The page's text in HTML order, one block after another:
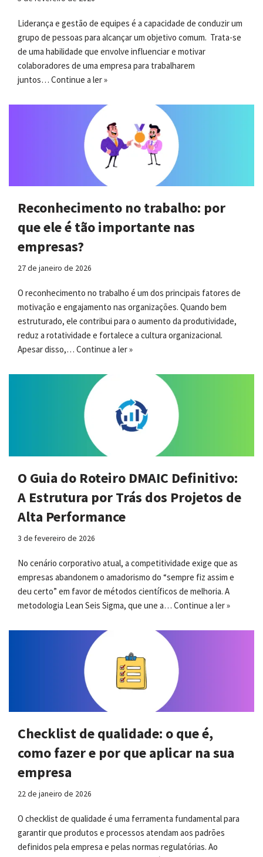
Liderança e gestão de equipes é a capacidade de conduzir um
grupo de pessoas para alcançar um objetivo comum. Trata-se
de uma habilidade que envolve influenciar e motivar
colaboradores de uma empresa para trabalharem
juntos… Continue a ler »
Reconhecimento no trabalho: por
que ele é tão importante nas
empresas?
27 de janeiro de 2026
O reconhecimento no trabalho é um dos principais fatores de
motivação e engajamento nas organizações. Quando bem
estruturado, ele contribui para o aumento da produtividade,
reduz a rotatividade e fortalece a cultura organizacional.
Apesar disso,… Continue a ler »
O Guia do Roteiro DMAIC Definitivo:
A Estrutura por Trás dos Projetos de
Alta Performance
3 de fevereiro de 2026
No cenário corporativo atual, a competitividade exige que as
empresas abandonem o amadorismo do “sempre fiz assim e
deu certo” em favor de métodos científicos de melhoria. A
metodologia Lean Seis Sigma, que une a… Continue a ler »
Checklist de qualidade: o que é,
como fazer e por que aplicar na sua
empresa
22 de janeiro de 2026
O checklist de qualidade é uma ferramenta fundamental para
garantir que produtos e processos atendam aos padrões
definidos pela empresa e pelas normas regulatórias. Ao